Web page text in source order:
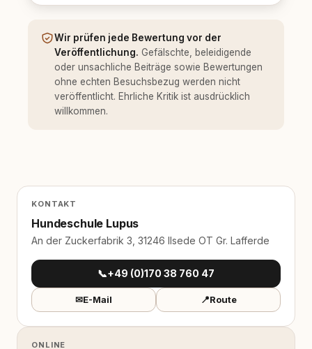
Wir prüfen jede Bewertung vor der
Veröffentlichung. Gefälschte, beleidigende
oder unsachliche Beiträge sowie Bewertungen
ohne echten Besuchsbezug werden nicht
veröffentlicht. Ehrliche Kritik ist ausdrücklich
willkommen.
KONTAKT
Hundeschule Lupus
An der Zuckerfabrik 3, 31246 Ilsede OT Gr. Lafferde
📞+49 (0)170 38 760 47
✉E-Mail 📍Route
ONLINE